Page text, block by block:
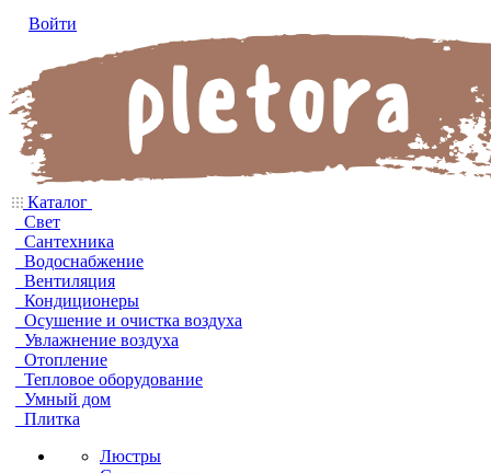
Войти
Каталог
Свет
Сантехника
Водоснабжение
Вентиляция
Кондиционеры
Осушение и очистка воздуха
Увлажнение воздуха
Отопление
Тепловое оборудование
Умный дом
Плитка
Люстры